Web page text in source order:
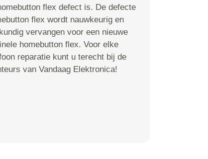
flex defect is. De defecte
flex wordt nauwkeurig en
vervangen voor een nieuwe
homebutton flex. Voor elke
reparatie kunt u terecht bij de
van Vandaag Elektronica!